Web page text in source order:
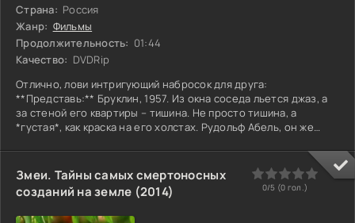
Страна: Россия
Жанр: Фильмы
Продолжительность: 01:44
Качество: DVDRip
Отлично, лови интригующий набросок для друга:
**Представь:** Бруклин, 1957. Из окна соседа льется джаз, а
за стеной его квартиры – тишина. Не просто тишина, а
*густая*, как краска на его холстах. Рудольф Абель, он же
глазами, которые видят все, но ничего не выдают. Живет по
расписанию, рисует абстракции... и знает слишком много
секретов не своей страны. А теперь – резкий прыжок во
времени. Джеймс Донован, страховой юрист с
Змеи. Тайны самых смертоносных
созданий на земле (2014)
0 1 4 5
0/5 (0 гол.)